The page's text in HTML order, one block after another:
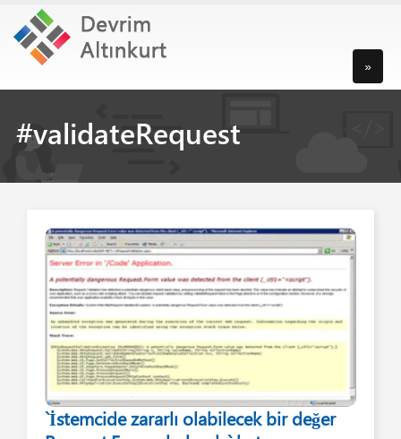
»
#validateRequest
`İstemcide zararlı olabilecek bir değer